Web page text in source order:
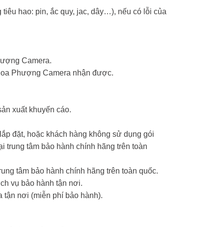
hao: pin, ắc quy, jac, dây…), nếu có lỗi của
Camera.
Phượng Camera nhận được.
xuất khuyến cáo.
đặt, hoặc khách hàng không sử dụng gói
tâm bảo hành chính hãng trên toàn
tâm bảo hành chính hãng trên toàn quốc.
vụ bảo hành tận nơi.
nơi (miễn phí bảo hành).